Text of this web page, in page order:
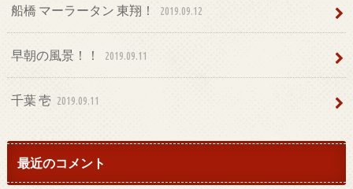
船橋 マーラータン 東翔！ 2019.09.12
早朝の風景！！ 2019.09.11
千葉 壱 2019.09.11
最近のコメント